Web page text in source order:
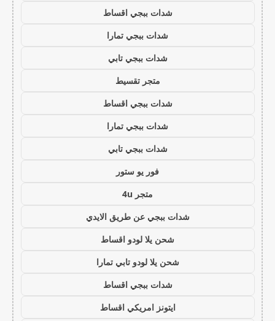
شدات ببجي اقساط
شدات ببجي تمارا
شدات ببجي تابي
متجر تقسيط
شدات ببجي اقساط
شدات ببجي تمارا
شدات ببجي تابي
فور يو ستور
متجر 4u
شدات ببجي عن طريق الايدي
شحن يلا لودو اقساط
شحن يلا لودو تابي تمارا
شدات ببجي اقساط
ايتونز امريكي اقساط